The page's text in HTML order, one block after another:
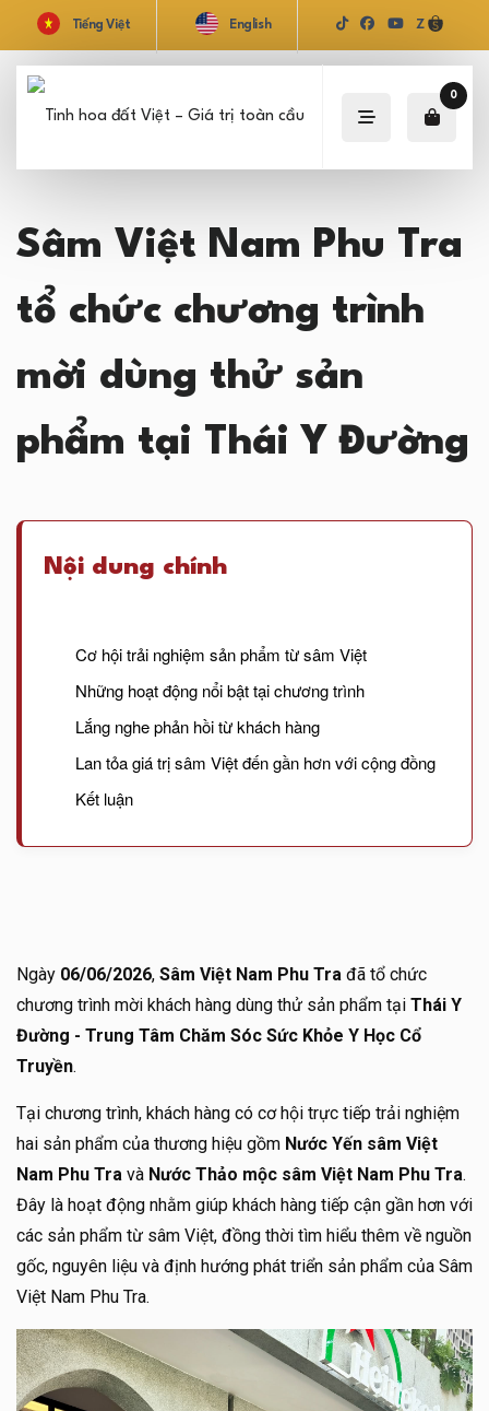
Tiếng Việt English Z
0
Sâm Việt Nam Phu Tra
tổ chức chương trình
mời dùng thử sản
phẩm tại Thái Y Đường
Nội dung chính
Cơ hội trải nghiệm sản phẩm từ sâm Việt
Những hoạt động nổi bật tại chương trình
Lắng nghe phản hồi từ khách hàng
Lan tỏa giá trị sâm Việt đến gần hơn với cộng đồng
Kết luận
Ngày 06/06/2026, Sâm Việt Nam Phu Tra đã tổ chức
chương trình mời khách hàng dùng thử sản phẩm tại Thái Y
Đường - Trung Tâm Chăm Sóc Sức Khỏe Y Học Cổ
Truyền.
Tại chương trình, khách hàng có cơ hội trực tiếp trải nghiệm
hai sản phẩm của thương hiệu gồm Nước Yến sâm Việt
Nam Phu Tra và Nước Thảo mộc sâm Việt Nam Phu Tra.
Đây là hoạt động nhằm giúp khách hàng tiếp cận gần hơn với
các sản phẩm từ sâm Việt, đồng thời tìm hiểu thêm về nguồn
gốc, nguyên liệu và định hướng phát triển sản phẩm của Sâm
Việt Nam Phu Tra.